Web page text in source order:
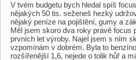
V tvém budgetu bych hledal spíš
nějakých 50 tis. seženeš hezký
nějaký peníze na pojištění, gumy a
Měl jsem skoro dva roky právě focus
prvních let výroby. Najel jsem s ním
vzpomínám v dobrém. Byla to
rozšířenější 1,6, nejede o tolik hůř a